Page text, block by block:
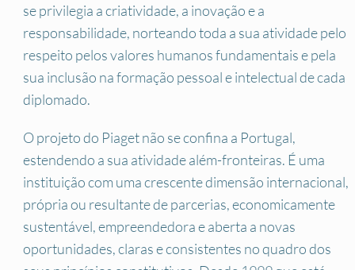
se privilegia a criatividade, a inovação e a
responsabilidade, norteando toda a sua atividade pelo
respeito pelos valores humanos fundamentais e pela
sua inclusão na formação pessoal e intelectual de cada
diplomado.
O projeto do Piaget não se confina a Portugal,
estendendo a sua atividade além-fronteiras. É uma
instituição com uma crescente dimensão internacional,
própria ou resultante de parcerias, economicamente
sustentável, empreendedora e aberta a novas
oportunidades, claras e consistentes no quadro dos